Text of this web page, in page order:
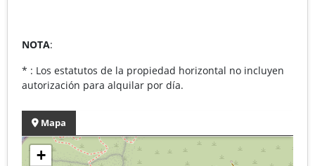
NOTA:
* : Los estatutos de la propiedad horizontal no incluyen
autorización para alquilar por día.
Mapa
+